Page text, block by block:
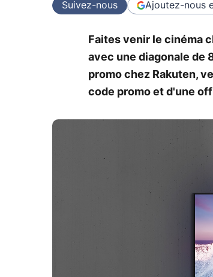
Suivez-nous Ajoutez-nous
Faites venir le cinéma
avec une diagonale de
promo chez Rakuten,
code promo et d'une